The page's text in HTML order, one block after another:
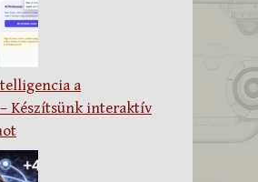
a
Készítsünk interaktív